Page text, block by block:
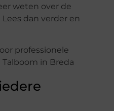
weten over de
dan verder en